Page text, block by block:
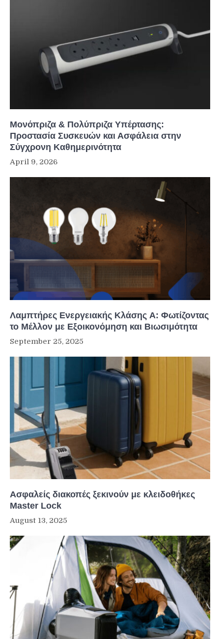
Μονόπριζα & Πολύπριζα Υπέρτασης:
Προστασία Συσκευών και Ασφάλεια στην
Σύγχρονη Καθημερινότητα
April 9, 2026
Λαμπτήρες Ενεργειακής Κλάσης A: Φωτίζοντας
το Μέλλον με Εξοικονόμηση και Βιωσιμότητα
September 25, 2025
Ασφαλείς διακοπές ξεκινούν με κλειδοθήκες
Master Lock
August 13, 2025